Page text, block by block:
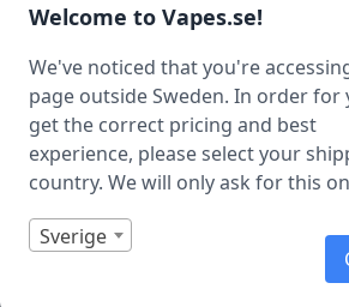
Welcome to Vapes.se!
We've noticed that you're
page outside Sweden. In order for
get the correct pricing and best
experience, please select your
country. We will only ask for this
Sverige
Hem/ Produkt Tillverkare /
SKWEZED
Filtrera
Endast i lager